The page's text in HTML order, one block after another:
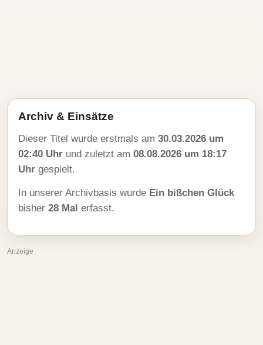
Archiv & Einsätze
Dieser Titel wurde erstmals am 30.03.2026 um
02:40 Uhr und zuletzt am 08.08.2026 um 18:17
Uhr gespielt.
In unserer Archivbasis wurde Ein bißchen Glück
bisher 28 Mal erfasst.
Anzeige